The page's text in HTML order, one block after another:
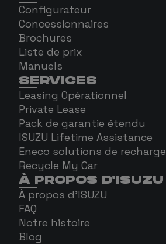
Configurateur
Concessionnaires
Brochures
Liste de prix
Manuels
SERVICES
Leasing Opérationnel
Private Lease
Pack de garantie étendu
ISUZU Lifetime Assistance
Eneco solutions de recharge
Recycle My Car
À PROPOS D'ISUZU
À propos d'ISUZU
FAQ
Notre histoire
Blog